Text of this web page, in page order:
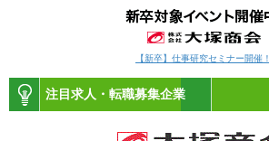
【新卒】仕事研究セミナー開催！
注目求人・転職募集企業